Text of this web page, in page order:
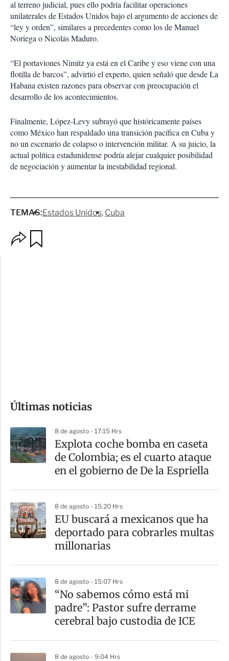
al terreno judicial, pues ello podría facilitar operaciones
unilaterales de Estados Unidos bajo el argumento de acciones de
“ley y orden”, similares a precedentes como los de Manuel
Noriega o Nicolás Maduro.
“El portaviones Nimitz ya está en el Caribe y eso viene con una
flotilla de barcos”, advirtió el experto, quien señaló que desde La
Habana existen razones para observar con preocupación el
desarrollo de los acontecimientos.
Finalmente, López-Levy subrayó que históricamente países
como México han respaldado una transición pacífica en Cuba y
no un escenario de colapso o intervención militar. A su juicio, la
actual política estadunidense podría alejar cualquier posibilidad
de negociación y aumentar la inestabilidad regional.
TEMAS:Estados Unidos Cuba
p
m
a
r
t
Últimas noticias
8 de agosto - 17:15 Hrs
Explota coche bomba en caseta
de Colombia; es el cuarto ataque
en el gobierno de De la Espriella
8 de agosto - 15:20 Hrs
EU buscará a mexicanos que ha
deportado para cobrarles multas
millonarias
8 de agosto - 15:07 Hrs
“No sabemos cómo está mi
padre”: Pastor sufre derrame
cerebral bajo custodia de ICE
8 de agosto - 9:04 Hrs